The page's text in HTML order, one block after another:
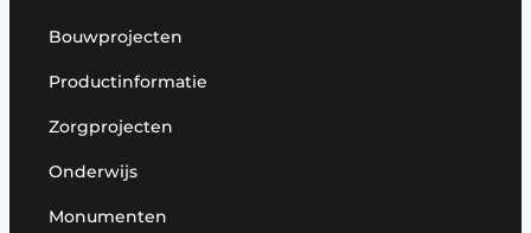
Bouwprojecten
Productinformatie
Zorgprojecten
Onderwijs
Monumenten